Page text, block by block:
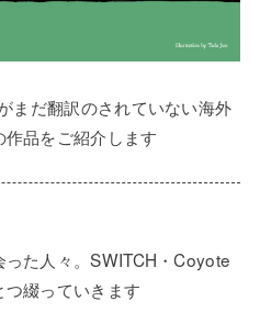
まだ翻訳のされていない海外
品をご紹介します
た人々。SWITCH・Coyote
綴っていきます